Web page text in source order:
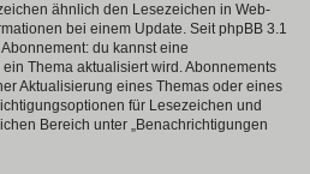
ähnlich den Lesezeichen in Web-
bei einem Update. Seit phpBB 3.1
du kannst eine
Thema aktualisiert wird. Abonnements
Aktualisierung eines Themas oder eines
für Lesezeichen und
Bereich unter „Benachrichtigungen